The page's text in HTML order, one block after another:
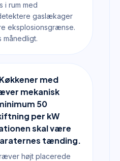
i rum med
gaslækager
eksplosionsgrænse.
månedligt.
med
mekanisk
50
per kW
skal være
tænding.
højt placerede